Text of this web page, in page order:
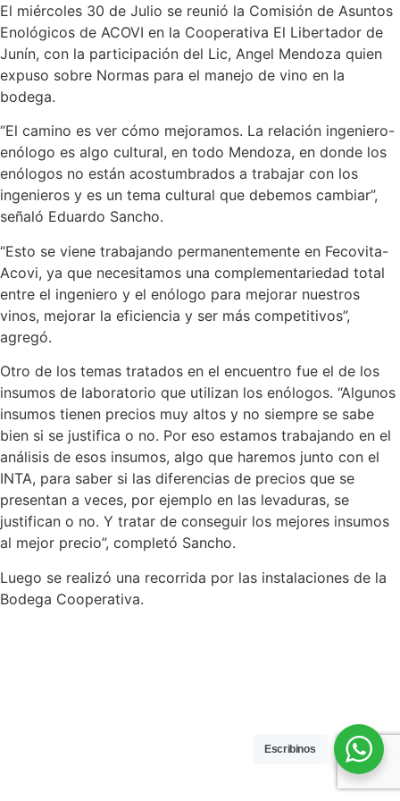
El miércoles 30 de Julio se reunió la Comisión de Asuntos
Enológicos de ACOVI en la Cooperativa El Libertador de
Junín, con la participación del Lic, Angel Mendoza quien
expuso sobre Normas para el manejo de vino en la
bodega.
“El camino es ver cómo mejoramos. La relación ingeniero-
enólogo es algo cultural, en todo Mendoza, en donde los
enólogos no están acostumbrados a trabajar con los
ingenieros y es un tema cultural que debemos cambiar”,
señaló Eduardo Sancho.
“Esto se viene trabajando permanentemente en Fecovita-
Acovi, ya que necesitamos una complementariedad total
entre el ingeniero y el enólogo para mejorar nuestros
vinos, mejorar la eficiencia y ser más competitivos”,
agregó.
Otro de los temas tratados en el encuentro fue el de los
insumos de laboratorio que utilizan los enólogos. “Algunos
insumos tienen precios muy altos y no siempre se sabe
bien si se justifica o no. Por eso estamos trabajando en el
análisis de esos insumos, algo que haremos junto con el
INTA, para saber si las diferencias de precios que se
presentan a veces, por ejemplo en las levaduras, se
justifican o no. Y tratar de conseguir los mejores insumos
al mejor precio”, completó Sancho.
Luego se realizó una recorrida por las instalaciones de la
Bodega Cooperativa.
Escribinos